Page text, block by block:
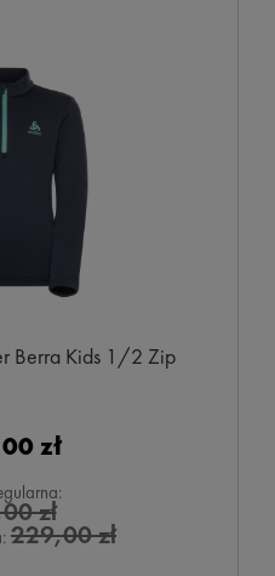
Berra Kids 1/2 Zip
zł
zł
229,00 zł